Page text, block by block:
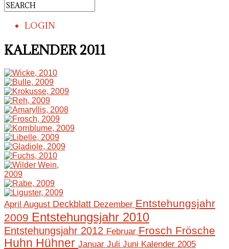
LOGIN
KALENDER 2011
April August Deckblatt Dezember Entstehungsjahr
2009 Entstehungsjahr 2010
Entstehungsjahr 2012 Februar Frosch Frösche
Huhn Hühner Januar Juli Juni Kalender 2005